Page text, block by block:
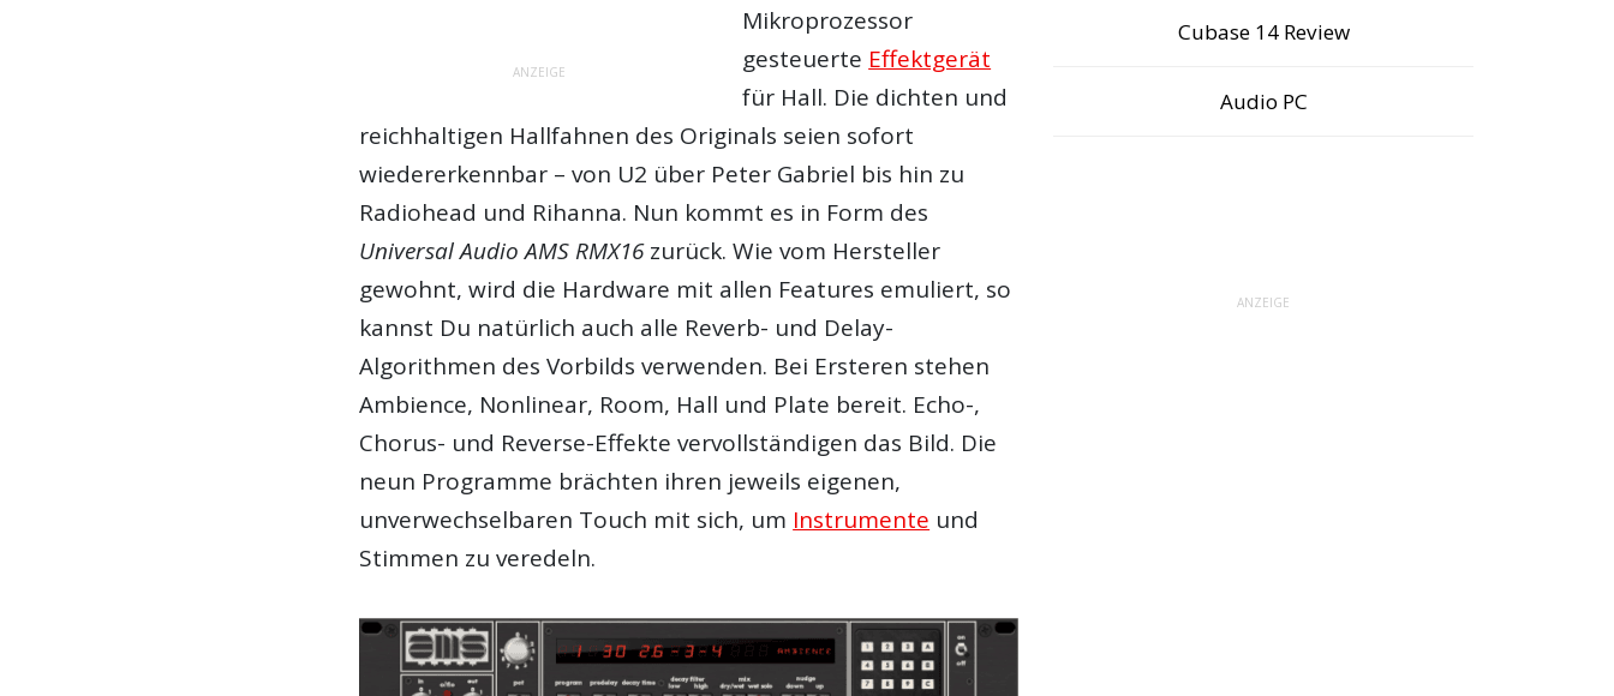
ANZEIGE
Mikroprozessor
gesteuerte Effektgerät
für Hall. Die dichten und
reichhaltigen Hallfahnen des Originals seien sofort
wiedererkennbar – von U2 über Peter Gabriel bis hin zu
Radiohead und Rihanna. Nun kommt es in Form des
Universal Audio AMS RMX16zurück. Wie vom Hersteller
gewohnt, wird die Hardware mit allen Features emuliert, so
kannst Du natürlich auch alle Reverb- und Delay-
Algorithmen des Vorbilds verwenden. Bei Ersteren stehen
Ambience, Nonlinear, Room, Hall und Plate bereit. Echo-,
Chorus- und Reverse-Effekte vervollständigen das Bild. Die
neun Programme brächten ihren jeweils eigenen,
unverwechselbaren Touch mit sich, um Instrumente und
Stimmen zu veredeln.
Cubase 14 Review
Audio PC
ANZEIGE